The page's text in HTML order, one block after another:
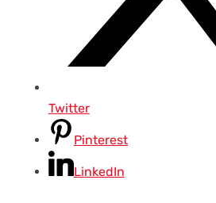
Twitter
Pinterest
LinkedIn